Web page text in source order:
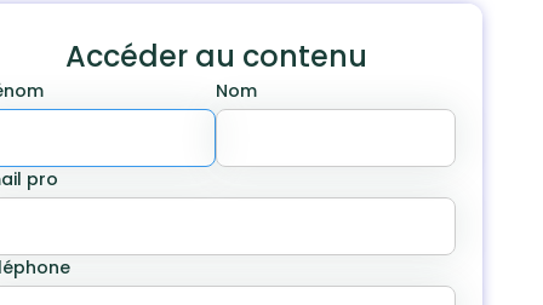
Accéder au contenu
Nom
pro